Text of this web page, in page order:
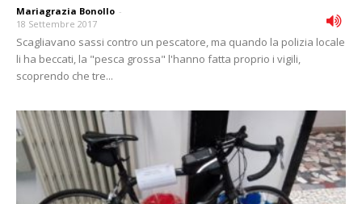
Mariagrazia Bonollo -
18 Settembre 2017
Scagliavano sassi contro un pescatore, ma quando la polizia locale
li ha beccati, la "pesca grossa" l'hanno fatta proprio i vigili,
scoprendo che tre...